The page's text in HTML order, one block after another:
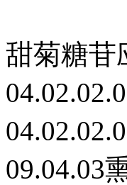
甜菊糖苷
09.04.03